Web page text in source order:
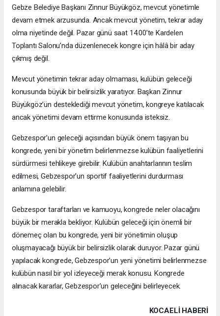
Gebze Belediye Başkanı Zinnur Büyükgöz, mevcut yönetimle
devam etmek arzusunda. Ancak mevcut yönetim, tekrar aday
olma niyetinde değil. Pazar günü saat 14.00’te Kardelen
Toplantı Salonu’nda düzenlenecek kongre için hâlâ bir aday
çıkmış değil.
Mevcut yönetimin tekrar aday olmaması, kulübün geleceği
konusunda büyük bir belirsizlik yaratıyor. Başkan Zinnur
Büyükgöz’ün desteklediği mevcut yönetim, kongreye katılacak
ancak yönetimi devam ettirme konusunda isteksiz.
Gebzespor’un geleceği açısından büyük önem taşıyan bu
kongrede, yeni bir yönetim belirlenmezse kulübün faaliyetlerini
sürdürmesi tehlikeye girebilir. Kulübün anahtarlarının teslim
edilmesi, Gebzespor’un sportif faaliyetlerini durdurması
anlamına gelebilir.
Gebzespor taraftarları ve kamuoyu, kongrede neler olacağını
büyük bir merakla bekliyor. Kulübün geleceği için önemli bir
dönemeç olan bu kongrede, yeni bir yönetimin oluşup
oluşmayacağı büyük bir belirsizlik olarak duruyor. Pazar günü
yapılacak kongrede, Gebzespor’un yeni yönetimi belirlenmezse
kulübün nasıl bir yol izleyeceği merak konusu. Kongrede
alınacak kararlar, Gebzespor’un geleceğini belirleyecek.
KOCAELI HABERİ